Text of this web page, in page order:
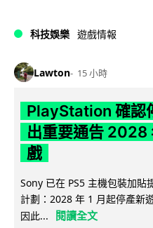
科技娛樂 遊戲情報
Lawton 15 小時
PlayStation 確認
出重要通告 2028
戲
Sony 已在 PS5 主機包裝加貼
計劃：2028 年 1 月起停產新
因此...
閱讀全文